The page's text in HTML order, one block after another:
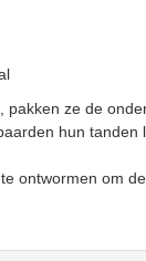
ze de
hun
ontwormen om